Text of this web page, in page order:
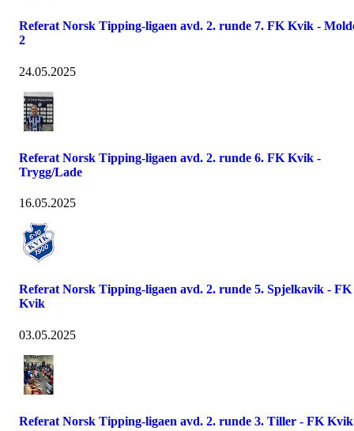
Referat Norsk Tipping-ligaen avd. 2. runde 7. FK Kvik -
2
24.05.2025
Referat Norsk Tipping-ligaen avd. 2. runde 6. FK Kvik -
Trygg/Lade
16.05.2025
Referat Norsk Tipping-ligaen avd. 2. runde 5. Spjelkavik - FK
Kvik
03.05.2025
Referat Norsk Tipping-ligaen avd. 2. runde 3. Tiller - FK Kvik